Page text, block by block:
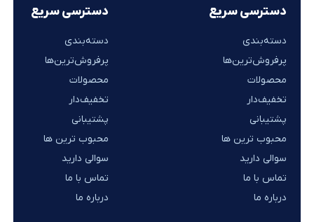
دسترسی سریع
دسته‌بندی
پرفروش‌ترین‌ها
محصولات
تخفیف‌دار
پشتیبانی
محبوب ترین ها
سوالی دارید
تماس با ما
درباره ما
دسترسی سریع
دسته‌بندی
پرفروش‌ترین‌ها
محصولات
تخفیف‌دار
پشتیبانی
محبوب ترین ها
سوالی دارید
تماس با ما
درباره ما